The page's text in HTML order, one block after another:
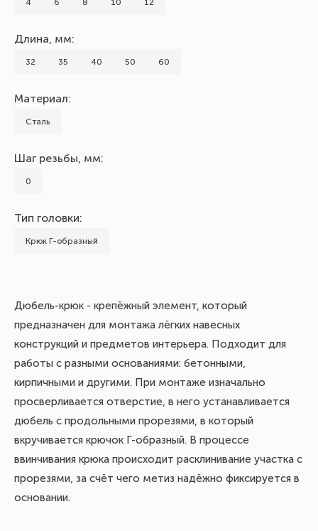
4 6 8 10 12
Длина, мм:
32 35 40 50 60
Материал:
Сталь
Шаг резьбы, мм:
0
Тип головки:
Крюк Г-образный
Дюбель-крюк - крепёжный элемент, который
предназначен для монтажа лёгких навесных
конструкций и предметов интерьера. Подходит для
работы с разными основаниями: бетонными,
кирпичными и другими. При монтаже изначально
просверливается отверстие, в него устанавливается
дюбель с продольными прорезями, в который
вкручивается крючок Г-образный. В процессе
ввинчивания крюка происходит расклинивание участка с
прорезями, за счёт чего метиз надёжно фиксируется в
основании.